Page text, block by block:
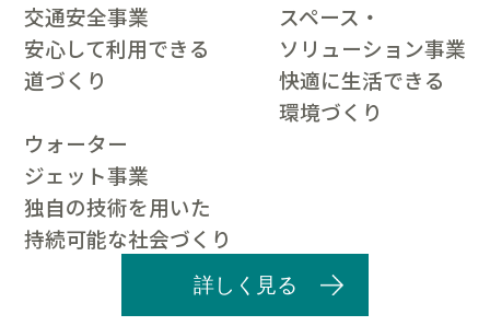
交通安全事業
安心して利用できる
道づくり
スペース・
ソリューション事業
快適に生活できる
環境づくり
ウォーター
ジェット事業
独自の技術を用いた
持続可能な社会づくり
詳しく見る